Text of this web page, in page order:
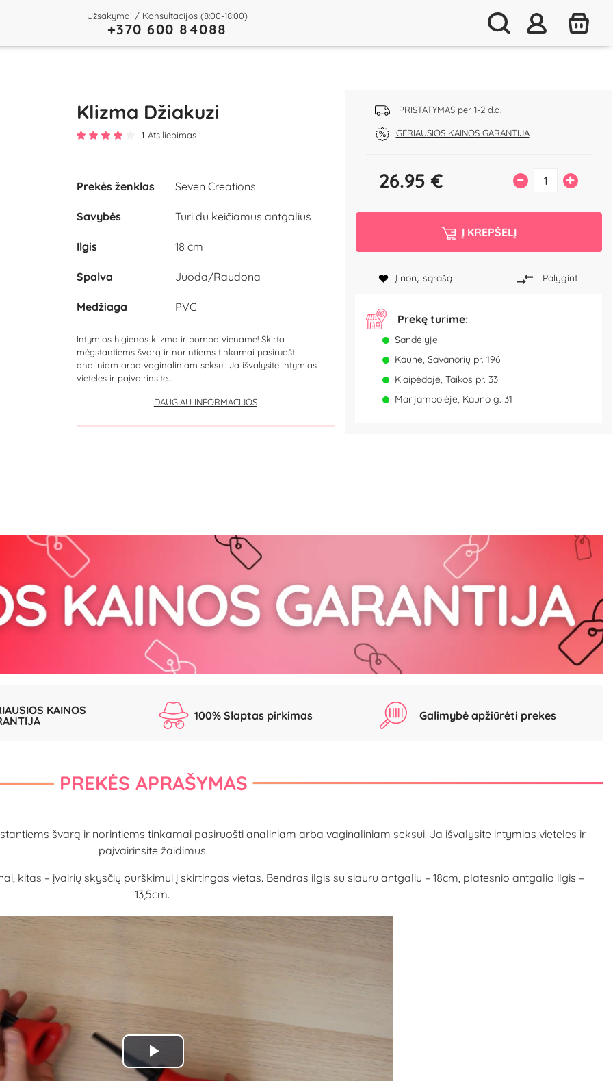
Užsakymai / Konsultacijos (8:00-18:00)
+370 600 84088
Play
Klizma Džiakuzi
1 Atsiliepimas
PRISTATYMAS per 1-2 d.d.
GERIAUSIOS KAINOS GARANTIJA
Prekės ženklas Seven Creations
Savybės Turi du keičiamus antgalius
Ilgis 18 cm
Spalva Juoda/Raudona
Medžiaga PVC
Intymios higienos klizma ir pompa viename! Skirta
mėgstantiems švarą ir norintiems tinkamai pasiruošti
analiniam arba vaginaliniam seksui. Ja išvalysite intymias
vieteles ir paįvairinsite...
DAUGIAU INFORMACIJOS
26.95 € – +
Į KREPŠELĮ
Į norų sąrašą Palyginti
Prekę turime:
Sandėlyje
Kaune, Savanorių pr. 196
Klaipėdoje, Taikos pr. 33
Marijampolėje, Kauno g. 31
KAINOS
100% Slaptas pirkimas Galimybė apžiūrėti prekes
PREKĖS APRAŠYMAS
švarą ir norintiems tinkamai pasiruošti analiniam arba vaginaliniam seksui. Ja išvalysite intymias vieteles ir
paįvairinsite žaidimus.
kitas – įvairių skysčių purškimui į skirtingas vietas. Bendras ilgis su siauru antgaliu – 18cm, platesnio antgalio ilgis –
13,5cm.
Play